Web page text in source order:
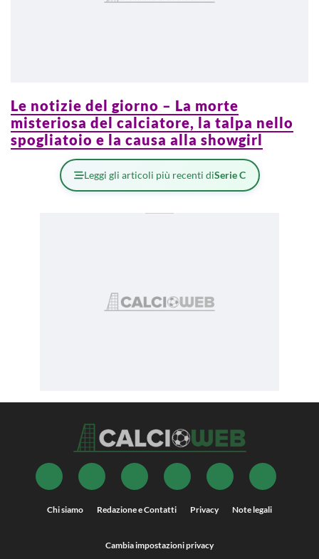
Le notizie del giorno – La morte
misteriosa del calciatore, la talpa nello
spogliatoio e la causa alla showgirl
Leggi gli articoli più recenti diSerie C
Chi siamo Redazione e Contatti Privacy Note legali
Cambia impostazioni privacy